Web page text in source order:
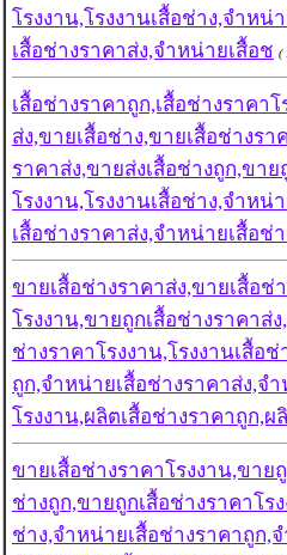
โรงงาน,โรงงานเสื้อช่าง,จำห
เสื้อช่างราคาส่ง,จำหน่ายเสื้อช (
เสื้อช่างราคาถูก,เสื้อช่างราคา
ส่ง,ขายเสื้อช่าง,ขายเสื้อช่างรา
ราคาส่ง,ขายส่งเสื้อช่างถูก,ขาย
โรงงาน,โรงงานเสื้อช่าง,จำห
เสื้อช่างราคาส่ง,จำหน่ายเสื้อช่
ขายเสื้อช่างราคาส่ง,ขายเสื้อช่
โรงงาน,ขายถูกเสื้อช่างราคาส่
ช่างราคาโรงงาน,โรงงานเสื้อ
ถูก,จำหน่ายเสื้อช่างราคาส่ง,จ
โรงงาน,ผลิตเสื้อช่างราคาถูก,ผ
ขายเสื้อช่างราคาโรงงาน,ขาย
ช่างถูก,ขายถูกเสื้อช่างราคาโร
ช่าง,จำหน่ายเสื้อช่างราคาถูก,